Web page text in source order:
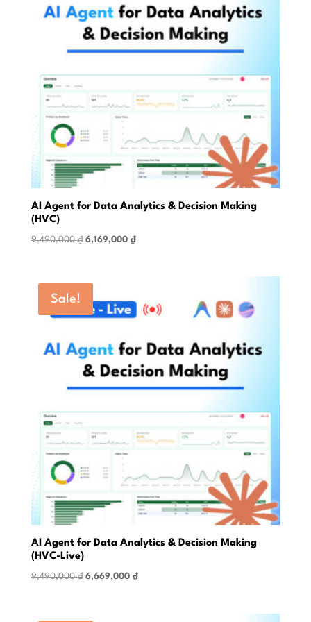
AI Agent for Data Analytics & Decision Making
(HVC)
9,490,000₫ Original
9,490,000 ₫.
6,169,000 ₫Current
Sale!
AI Agent for Data Analytics & Decision Making
(HVC-Live)
9,490,000₫ Original
6,669,000 ₫Current